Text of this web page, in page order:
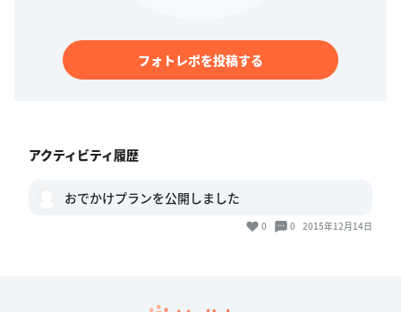
フォトレポを投稿する
アクティビティ履歴
おでかけプランを公開しました
0 0 2015年12月14日